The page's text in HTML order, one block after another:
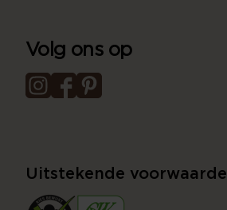
Volg ons op
Uitstekende